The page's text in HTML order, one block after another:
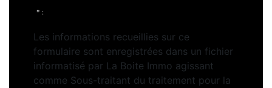
* :
Les informations recueillies sur ce
formulaire sont enregistrées dans un fichier
informatisé par La Boite Immo agissant
comme Sous-traitant du traitement pour la